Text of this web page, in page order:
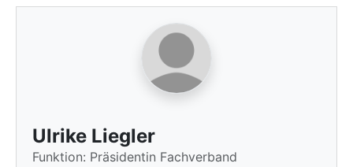
Ulrike Liegler
Funktion: Präsidentin Fachverband